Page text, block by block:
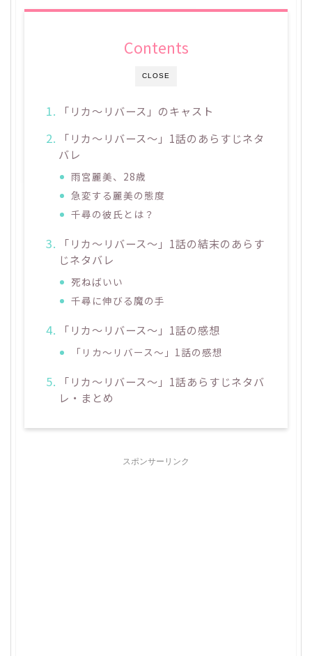
CLOSE
Contents
「リカ～リバース」のキャスト
「リカ～リバース～」1話のあらすじネタ
バレ
雨宮麗美、28歳
急変する麗美の態度
千尋の彼氏とは？
「リカ～リバース～」1話の結末のあらす
じネタバレ
死ねばいい
千尋に伸びる魔の手
「リカ～リバース～」1話の感想
「リカ～リバース～」1話の感想
「リカ～リバース～」1話あらすじネタバ
レ・まとめ
スポンサーリンク